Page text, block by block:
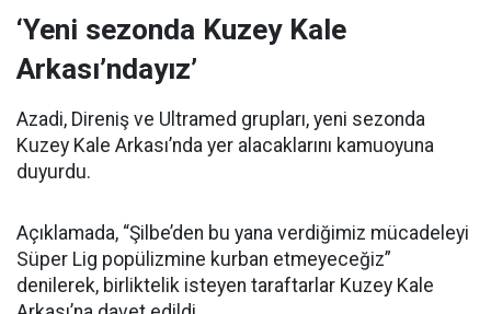
‘Yeni sezonda Kuzey Kale
Arkası’ndayız’
Azadi, Direniş ve Ultramed grupları, yeni sezonda
Kuzey Kale Arkası’nda yer alacaklarını kamuoyuna
duyurdu.
Açıklamada, “Şilbe’den bu yana verdiğimiz mücadeleyi
Süper Lig popülizmine kurban etmeyeceğiz”
denilerek, birliktelik isteyen taraftarlar Kuzey Kale